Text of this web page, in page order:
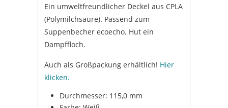
Ein umweltfreundlicher Deckel aus CPLA
(Polymilchsäure). Passend zum
Suppenbecher ecoecho. Hut ein
Dampffloch.
Auch als Großpackung erhältlich! Hier
klicken.
Durchmesser: 115,0 mm